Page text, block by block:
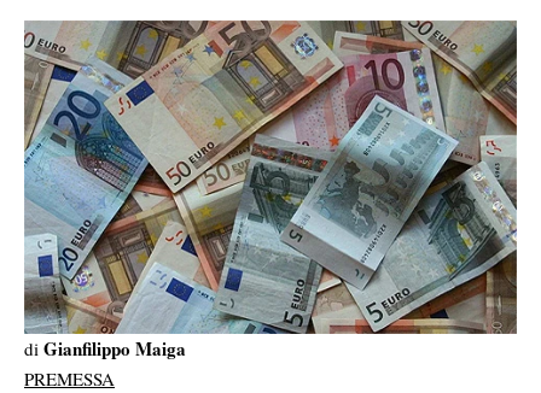
di Gianfilippo Maiga
PREMESSA